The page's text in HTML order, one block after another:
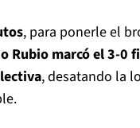
, para ponerle el
Rubio marcó el 3-0
, desatando la